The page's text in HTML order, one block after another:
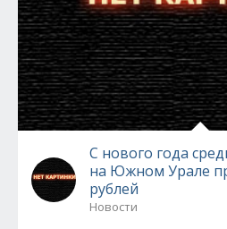
С нового года
на Южном Урале
рублей
Новости